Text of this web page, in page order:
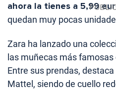
ahora la tienes a 5,99
quedan muy pocas
Zara ha lanzado una
las muñecas más
Entre sus prendas,
Mattel, siendo de cuello